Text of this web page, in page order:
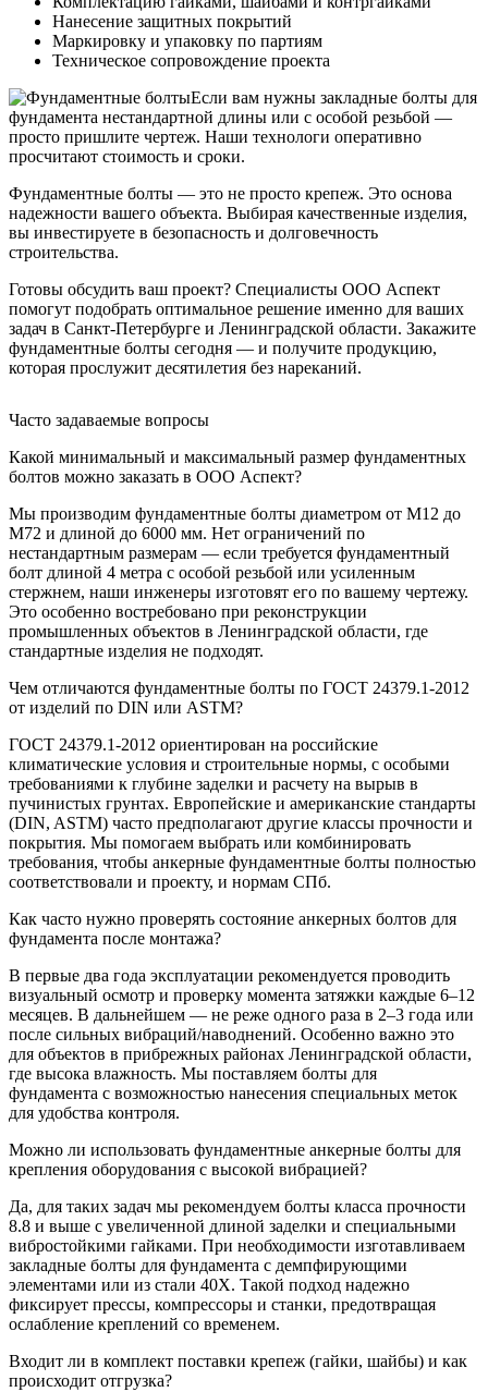
Нанесение защитных покрытий
Маркировку и упаковку по партиям
Техническое сопровождение проекта
Если вам нужны закладные болты для
фундамента нестандартной длины или с особой резьбой —
просто пришлите чертеж. Наши технологи оперативно
просчитают стоимость и сроки.
Фундаментные болты — это не просто крепеж. Это основа
надежности вашего объекта. Выбирая качественные изделия,
вы инвестируете в безопасность и долговечность
строительства.
Готовы обсудить ваш проект? Специалисты ООО Аспект
помогут подобрать оптимальное решение именно для ваших
задач в Санкт-Петербурге и Ленинградской области. Закажите
фундаментные болты сегодня — и получите продукцию,
которая прослужит десятилетия без нареканий.
Часто задаваемые вопросы
Какой минимальный и максимальный размер фундаментных
болтов можно заказать в ООО Аспект?
Мы производим фундаментные болты диаметром от М12 до
М72 и длиной до 6000 мм. Нет ограничений по
нестандартным размерам — если требуется фундаментный
болт длиной 4 метра с особой резьбой или усиленным
стержнем, наши инженеры изготовят его по вашему чертежу.
Это особенно востребовано при реконструкции
промышленных объектов в Ленинградской области, где
стандартные изделия не подходят.
Чем отличаются фундаментные болты по ГОСТ 24379.1-2012
от изделий по DIN или ASTM?
ГОСТ 24379.1-2012 ориентирован на российские
климатические условия и строительные нормы, с особыми
требованиями к глубине заделки и расчету на вырыв в
пучинистых грунтах. Европейские и американские стандарты
(DIN, ASTM) часто предполагают другие классы прочности и
покрытия. Мы помогаем выбрать или комбинировать
требования, чтобы анкерные фундаментные болты полностью
соответствовали и проекту, и нормам СПб.
Как часто нужно проверять состояние анкерных болтов для
фундамента после монтажа?
В первые два года эксплуатации рекомендуется проводить
визуальный осмотр и проверку момента затяжки каждые 6–12
месяцев. В дальнейшем — не реже одного раза в 2–3 года или
после сильных вибраций/наводнений. Особенно важно это
для объектов в прибрежных районах Ленинградской области,
где высока влажность. Мы поставляем болты для
фундамента с возможностью нанесения специальных меток
для удобства контроля.
Можно ли использовать фундаментные анкерные болты для
крепления оборудования с высокой вибрацией?
Да, для таких задач мы рекомендуем болты класса прочности
8.8 и выше с увеличенной длиной заделки и специальными
вибростойкими гайками. При необходимости изготавливаем
закладные болты для фундамента с демпфирующими
элементами или из стали 40Х. Такой подход надежно
фиксирует прессы, компрессоры и станки, предотвращая
ослабление креплений со временем.
Входит ли в комплект поставки крепеж (гайки, шайбы) и как
происходит отгрузка?